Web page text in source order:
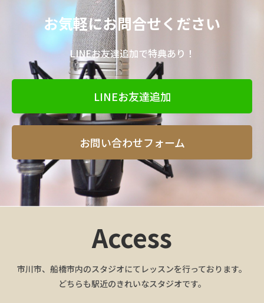
お気軽にお問合せください
LINEお友達追加で特典あり！
LINEお友達追加
お問い合わせフォーム
Access
市川市、船橋市内のスタジオにてレッスンを行っております。
どちらも駅近のきれいなスタジオです。